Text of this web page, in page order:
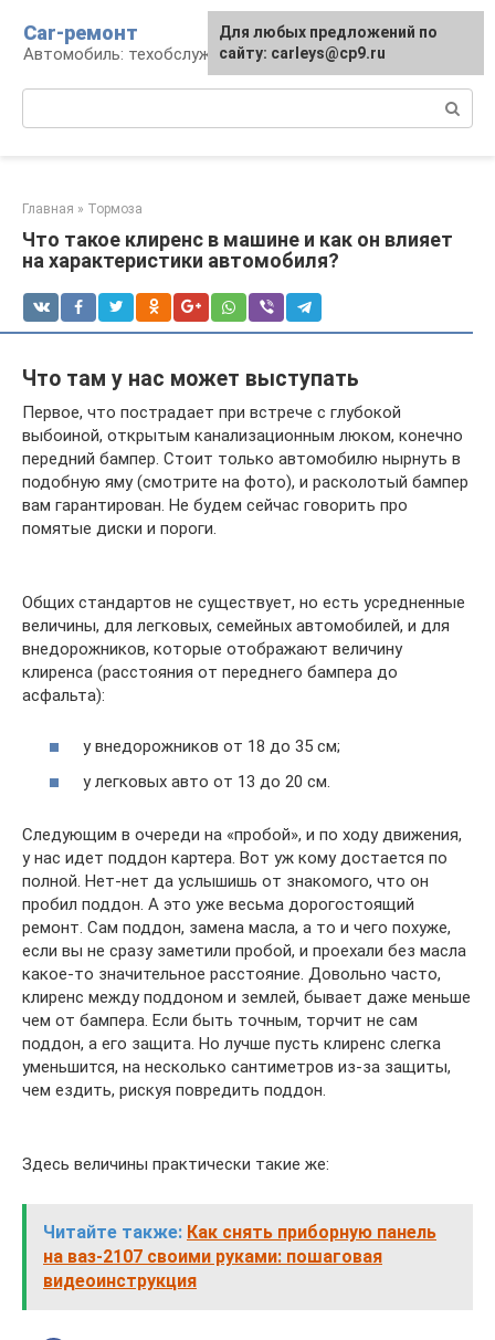
контенту
Car-ремонт
Автомобиль: техобслуживание и ремонт
Главная » Тормоза
Что такое клиренс в машине и как он влияет
на характеристики автомобиля?
Что там у нас может выступать
Первое, что пострадает при встрече с глубокой
выбоиной, открытым канализационным люком, конечно
передний бампер. Стоит только автомобилю нырнуть в
подобную яму (смотрите на фото), и расколотый бампер
вам гарантирован. Не будем сейчас говорить про
помятые диски и пороги.
Общих стандартов не существует, но есть усредненные
величины, для легковых, семейных автомобилей, и для
внедорожников, которые отображают величину
клиренса (расстояния от переднего бампера до
асфальта):
у внедорожников от 18 до 35 см;
у легковых авто от 13 до 20 см.
Следующим в очереди на «пробой», и по ходу движения,
у нас идет поддон картера. Вот уж кому достается по
полной. Нет-нет да услышишь от знакомого, что он
пробил поддон. А это уже весьма дорогостоящий
ремонт. Сам поддон, замена масла, а то и чего похуже,
если вы не сразу заметили пробой, и проехали без масла
какое-то значительное расстояние. Довольно часто,
клиренс между поддоном и землей, бывает даже меньше
чем от бампера. Если быть точным, торчит не сам
поддон, а его защита. Но лучше пусть клиренс слегка
уменьшится, на несколько сантиметров из-за защиты,
чем ездить, рискуя повредить поддон.
Здесь величины практически такие же:
Читайте также: Как снять приборную панель
на ваз-2107 своими руками: пошаговая
видеоинструкция
Для любых предложений по
сайту: carleys@cp9.ru